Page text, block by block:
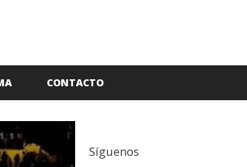
CONTACTO
Síguenos